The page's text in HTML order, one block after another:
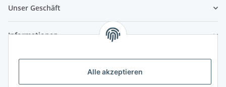
Alle akzeptieren
Unser Geschäft
Informationen
Zahlungsmöglichkeiten
Vorkasse (per Bank-Überweisung)